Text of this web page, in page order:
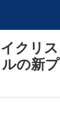
クリ
の新